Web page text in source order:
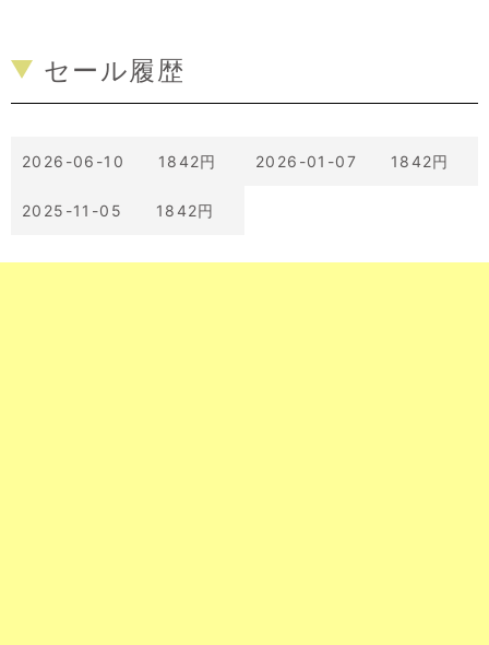
セール履歴
2026-06-10 1842円 2026-01-07 1842円
2025-11-05 1842円